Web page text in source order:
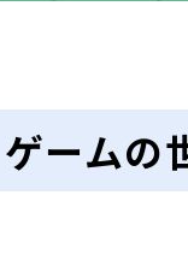
ゲームの